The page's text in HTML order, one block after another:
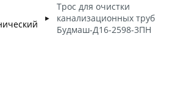
►
Трос для очистки
канализационных труб
Будмаш-Д16-2598-3ПН